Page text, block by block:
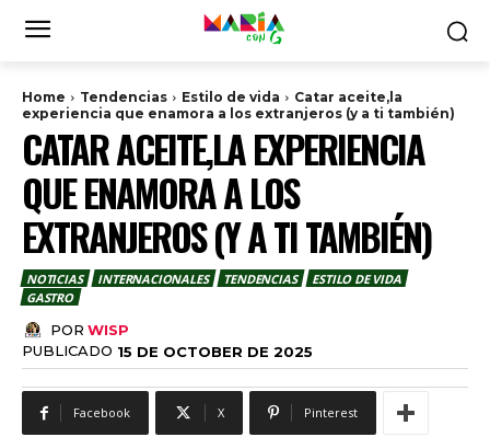
Home Tendencias Estilo de vida
Catar aceite,la
experiencia que enamora a los extranjeros (y a ti también)
CATAR ACEITE,LA EXPERIENCIA
QUE ENAMORA A LOS
EXTRANJEROS (Y A TI TAMBIÉN)
NOTICIAS INTERNACIONALES TENDENCIAS
ESTILO DE VIDA
GASTRO
POR WISP
PUBLICADO 15 DE OCTOBER DE 2025
Facebook X Pinterest